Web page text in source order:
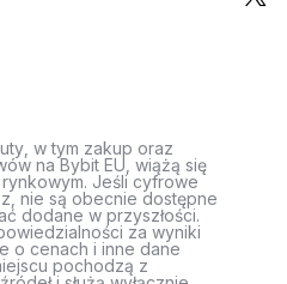
w tym zakup oraz
na Bybit EU, wiążą się
Jeśli cyfrowe
nie są obecnie dostępne
dodane w przyszłości.
za wyniki
o cenach i inne dane
pochodzą z